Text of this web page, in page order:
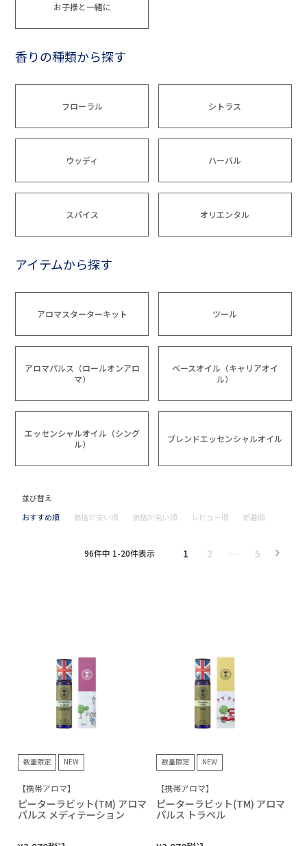
お子様と一緒に
香りの種類から探す
フローラル シトラス
ウッディ ハーバル
スパイス オリエンタル
アイテムから探す
アロマスターターキット ツール
アロマパルス（ロールオンアロ
マ）
ベースオイル（キャリアオイ
ル）
エッセンシャルオイル（シング
ル）
ブレンドエッセンシャルオイル
並び替え
おすすめ順
価格が安い順 価格が高い順 レビュー順 新着順
96件中 1-20件表示 1 2 … 5
数量限定 NEW
【携帯アロマ】
ピーターラビット(TM) アロマ
パルス メディテーション
数量限定 NEW
【携帯アロマ】
ピーターラビット(TM) アロマ
パルス トラベル